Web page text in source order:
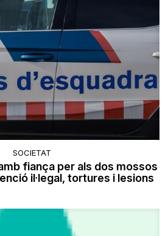
SOCIETAT
fiança per als dos mossos
il·legal, tortures i lesions